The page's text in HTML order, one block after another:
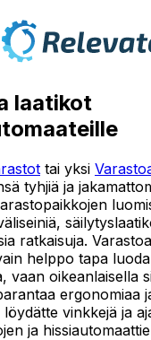
laatikot
tai yksi
tyhjiä ja
ratkaisuja.
helppo tapa
vaan oikeanlaisella
ergonomiaa
vinkkejä ja
ja